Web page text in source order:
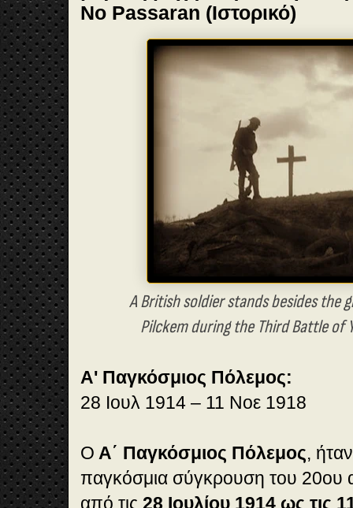
Νο Passaran (Ιστορικό)
A British soldier stands besides the
Pilckem during the Third Battle of
Α' Παγκόσμιος Πόλεμος:
28 Ιουλ 1914 – 11 Νοε 1918
Ο Α΄ Παγκόσμιος Πόλεμος,
παγκόσμια σύγκρουση του 20ου
από τις 28 Ιουλίου 1914 ως τις